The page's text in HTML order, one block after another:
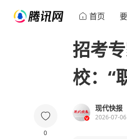
首页
0
招考
校：“
现代快报
2026-07-